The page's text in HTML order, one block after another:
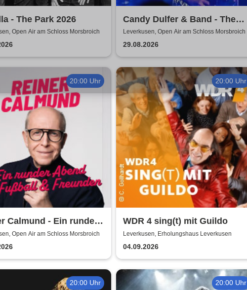
- The Park 2026
Open Air am Schloss Morsbroich
Candy Dulfer & Band - The
Park 2026
Leverkusen, Open Air am Schloss Morsbroich
29.08.2026
20:00 Uhr
Calmund - Ein runder
mit Fußball &
Open Air am Schloss Morsbroich
20:00 Uhr
WDR 4 sing(t) mit Guildo
Leverkusen, Erholungshaus Leverkusen
04.09.2026
20:00 Uhr 20:00 Uhr